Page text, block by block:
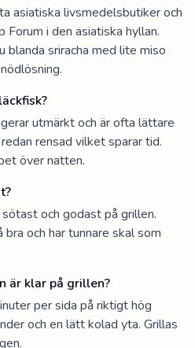
asiatiska livsmedelsbutiker och
i den asiatiska hyllan.
blanda sriracha med lite miso
utmärkt och är ofta lättare
rensad vilket sparar tid.
över natten.
och godast på grillen.
och har tunnare skal som
är klar på grillen?
per sida på riktigt hög
och en lätt kolad yta. Grillas